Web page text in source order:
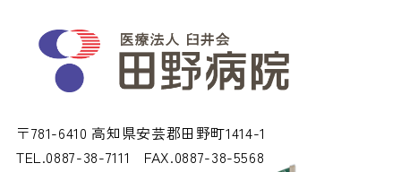
〒781-6410 高知県安芸郡田野町1414-1
TEL.0887-38-7111
FAX.0887-38-5568